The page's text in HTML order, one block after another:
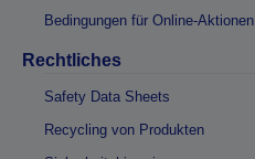
Bedingungen für Online-Aktionen
Rechtliches
Safety Data Sheets
Recycling von Produkten